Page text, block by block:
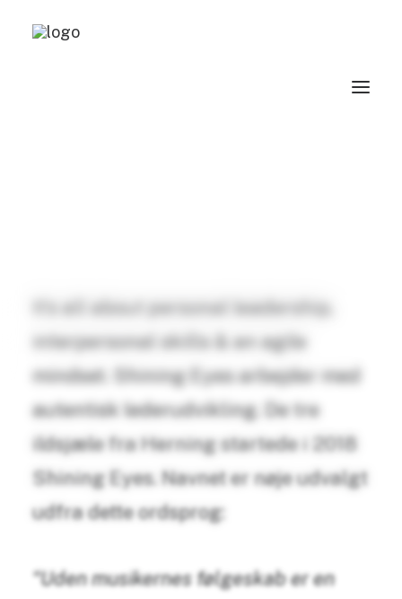
Visuel identitet for
It’s all about personal leadership,
interpersonal skills & an agile
mindset. Shining Eyes arbejder med
autentisk lederudvikling. De tre
ildsjæle fra Herning startede i 2018
Shining Eyes. Navnet er nøje udvalgt
udfra dette ordsprog:
“Uden musikernes følgeskab er en